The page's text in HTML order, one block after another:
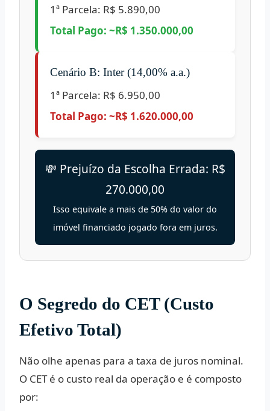
1ª Parcela: R$ 5.890,00
Total Pago: ~R$ 1.350.000,00
Cenário B: Inter (14,00% a.a.)
1ª Parcela: R$ 6.950,00
Total Pago: ~R$ 1.620.000,00
💸 Prejuízo da Escolha Errada: R$
270.000,00
Isso equivale a mais de 50% do valor do
imóvel financiado jogado fora em juros.
O Segredo do CET (Custo
Efetivo Total)
Não olhe apenas para a taxa de juros nominal.
O CETé o custo real da operação e é composto
por: